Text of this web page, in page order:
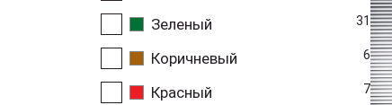
Зеленый 31
Коричневый 6
Красный 7